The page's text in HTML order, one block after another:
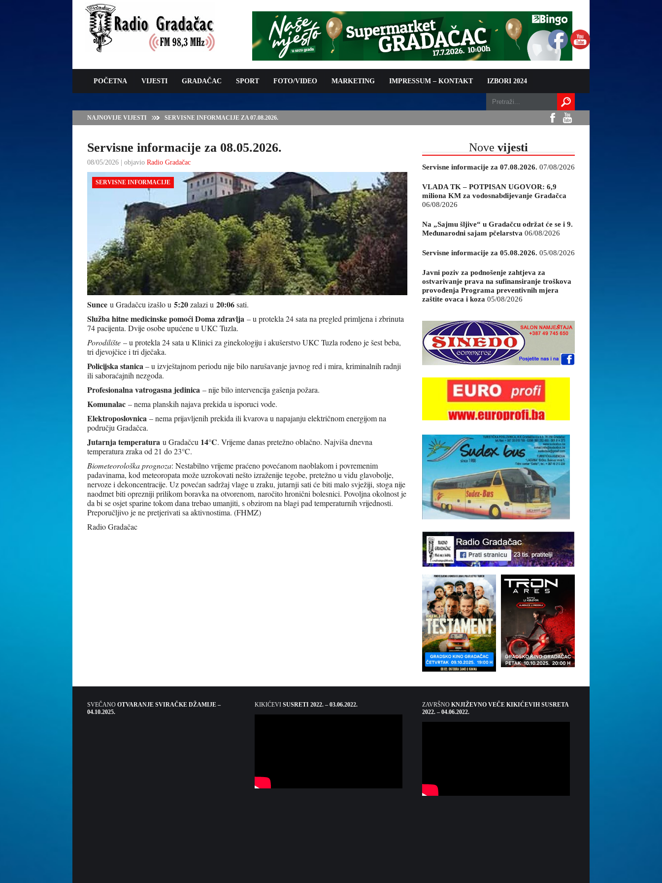
POČETNA VIJESTI GRADAČAC SPORT FOTO/VIDEO MARKETING IMPRESSUM – KONTAKT IZBORI 2024
NAJNOVIJE VIJESTI SERVISNE INFORMACIJE ZA 07.08.2026.
Servisne informacije za 08.05.2026.
08/05/2026 | objavio Radio Gradačac
SERVISNE INFORMACIJE
Sunce u Gradačcu izašlo u 5:20zalazi u 20:06sati.
Služba hitne medicinske pomoći Doma zdravlja – u protekla 24 sata na pregled primljena i zbrinuta
74 pacijenta. Dvije osobe upućene u UKC Tuzla.
Porodilište – u protekla 24 sata u Klinici za ginekologiju i akušerstvo UKC Tuzla rođeno je šest beba,
tri djevojčice i tri dječaka.
Policijska stanica– u izvještajnom periodu nije bilo narušavanje javnog red i mira, kriminalnih radnji
ili saboraćajnih nezgoda.
Profesionalna vatrogasna jedinica – nije bilo intervencija gašenja požara.
Komunalac – nema planskih najava prekida u isporuci vode.
Elektroposlovnica – nema prijavljenih prekida ili kvarova u napajanju električnom energijom na
području Gradačca.
Jutarnja temperatura u Gradačcu 14°C. Vrijeme danas pretežno oblačno. Najviša dnevna
temperatura zraka od 21 do 23°C.
Biometeorološka prognoza: Nestabilno vrijeme praćeno povećanom naoblakom i povremenim
padavinama, kod meteoropata može uzrokovati nešto izraženije tegobe, pretežno u vidu glavobolje,
nervoze i dekoncentracije. Uz povećan sadržaj vlage u zraku, jutarnji sati će biti malo svježiji, stoga nije
naodmet biti oprezniji prilikom boravka na otvorenom, naročito hronični bolesnici. Povoljna okolnost je
da bi se osjet sparine tokom dana trebao umanjiti, s obzirom na blagi pad temperaturnih vrijednosti.
Preporučljivo je ne pretjerivati sa aktivnostima. (FHMZ)
Radio Gradačac
Nove vijesti
Servisne informacije za 07.08.2026. 07/08/2026
VLADA TK – POTPISAN UGOVOR: 6,9
miliona KM za vodosnabdijevanje Gradačca
06/08/2026
Na „Sajmu šljive“ u Gradačcu održat će se i 9.
Međunarodni sajam pčelarstva 06/08/2026
Servisne informacije za 05.08.2026. 05/08/2026
Javni poziv za podnošenje zahtjeva za
ostvarivanje prava na sufinansiranje troškova
provođenja Programa preventivnih mjera
zaštite ovaca i koza 05/08/2026
SVEČANO OTVARANJE SVIRAČKE DŽAMIJE –
04.10.2025.
KIKIĆEVI SUSRETI 2022. – 03.06.2022. ZAVRŠNO KNJIŽEVNO VEČE KIKIĆEVIH SUSRETA
2022. – 04.06.2022.